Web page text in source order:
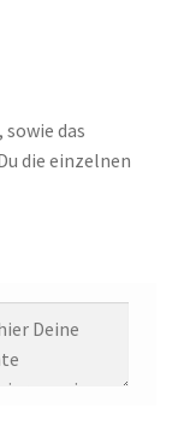
das
die einzelnen